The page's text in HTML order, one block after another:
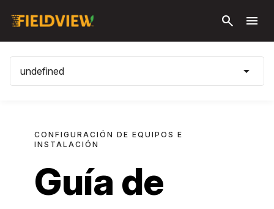
search menu
undefined arrow_drop_down
CONFIGURACIÓN DE EQUIPOS E
INSTALACIÓN
Guía de